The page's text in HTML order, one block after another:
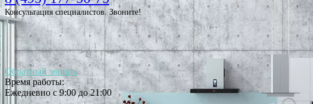
Консультация специалистов. Звоните!
Обратный звонок
Время работы:
Ежедневно с 9:00 до 21:00